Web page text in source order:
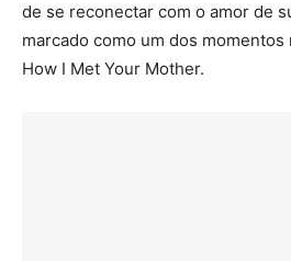
de se reconectar com o amor de
marcado como um dos
How I Met Your Mother.